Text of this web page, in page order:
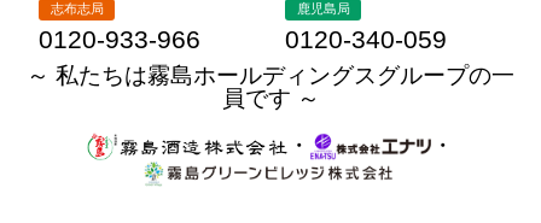
志布志局
0120-933-966
鹿児島局
0120-340-059
～ 私たちは霧島ホールディングスグループの一
員です ～
・
・